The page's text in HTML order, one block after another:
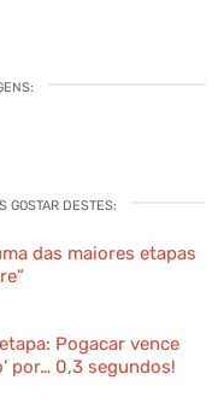
GOSTAR DESTES:
das maiores etapas
Pogacar vence
por… 0,3 segundos!